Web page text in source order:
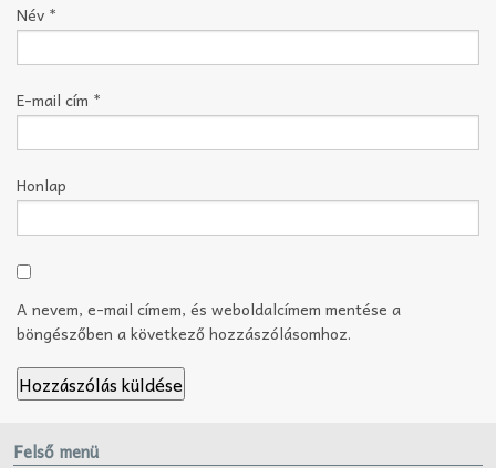
Név *
E-mail cím *
Honlap
A nevem, e-mail címem, és weboldalcímem mentése a
böngészőben a következő hozzászólásomhoz.
Felső menü